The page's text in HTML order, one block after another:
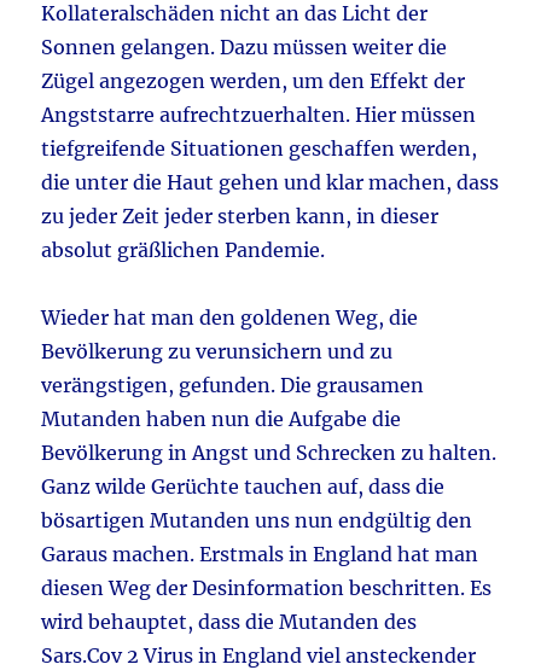
Kollateralschäden nicht an das Licht der
Sonnen gelangen. Dazu müssen weiter die
Zügel angezogen werden, um den Effekt der
Angststarre aufrechtzuerhalten. Hier müssen
tiefgreifende Situationen geschaffen werden,
die unter die Haut gehen und klar machen, dass
zu jeder Zeit jeder sterben kann, in dieser
absolut gräßlichen Pandemie.
Wieder hat man den goldenen Weg, die
Bevölkerung zu verunsichern und zu
verängstigen, gefunden. Die grausamen
Mutanden haben nun die Aufgabe die
Bevölkerung in Angst und Schrecken zu halten.
Ganz wilde Gerüchte tauchen auf, dass die
bösartigen Mutanden uns nun endgültig den
Garaus machen. Erstmals in England hat man
diesen Weg der Desinformation beschritten. Es
wird behauptet, dass die Mutanden des
Sars.Cov 2 Virus in England viel ansteckender